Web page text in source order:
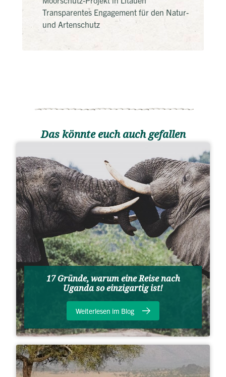
Transparentes Engagement für den Natur-
und Artenschutz
Das könnte euch auch gefallen
17 Gründe, warum eine Reise nach
Uganda so einzigartig ist!
Weiterlesen im Blog